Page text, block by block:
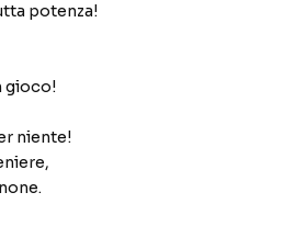
potenza!
gioco!
niente!
Benvenuto nel servizio di traduzione
Come posso aiutarla?
→ Inglese